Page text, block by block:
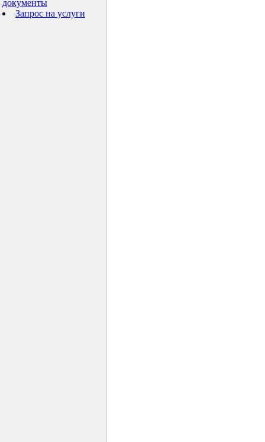
документы
Запрос на услуги